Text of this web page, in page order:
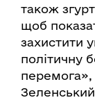
також
щоб
захистити
політичну